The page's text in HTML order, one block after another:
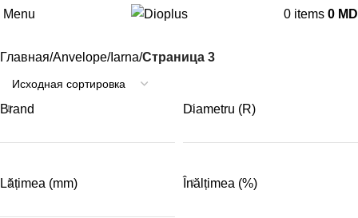
Menu 0 items 0
Iarna
Главная Anvelope Iarna Страница 3
Brand Diametru (R)
Lățimea (mm) Înălțimea (%)